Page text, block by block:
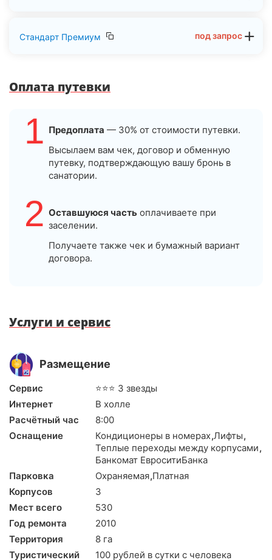
Стандарт Премиум под запрос
Оплата путевки
1 Предоплата — 30% от стоимости путевки.
Высылаем вам чек, договор и обменную
путевку, подтверждающую вашу бронь в
санатории.
2 Оставшуюся часть оплачиваете при
заселении.
Получаете также чек и бумажный вариант
договора.
Услуги и сервис
Размещение
Сервис
⭐⭐⭐ 3 звезды
Интернет
В холле
Расчётный час
8:00
Оснащение
Кондиционеры в номерах,Лифты,
Теплые переходы между корпусами,
Банкомат ЕвроситиБанка
Парковка
Охраняемая,Платная
Корпусов
3
Мест всего
530
Год ремонта
2010
Территория
8 га
Туристический
100 рублей в сутки с человека